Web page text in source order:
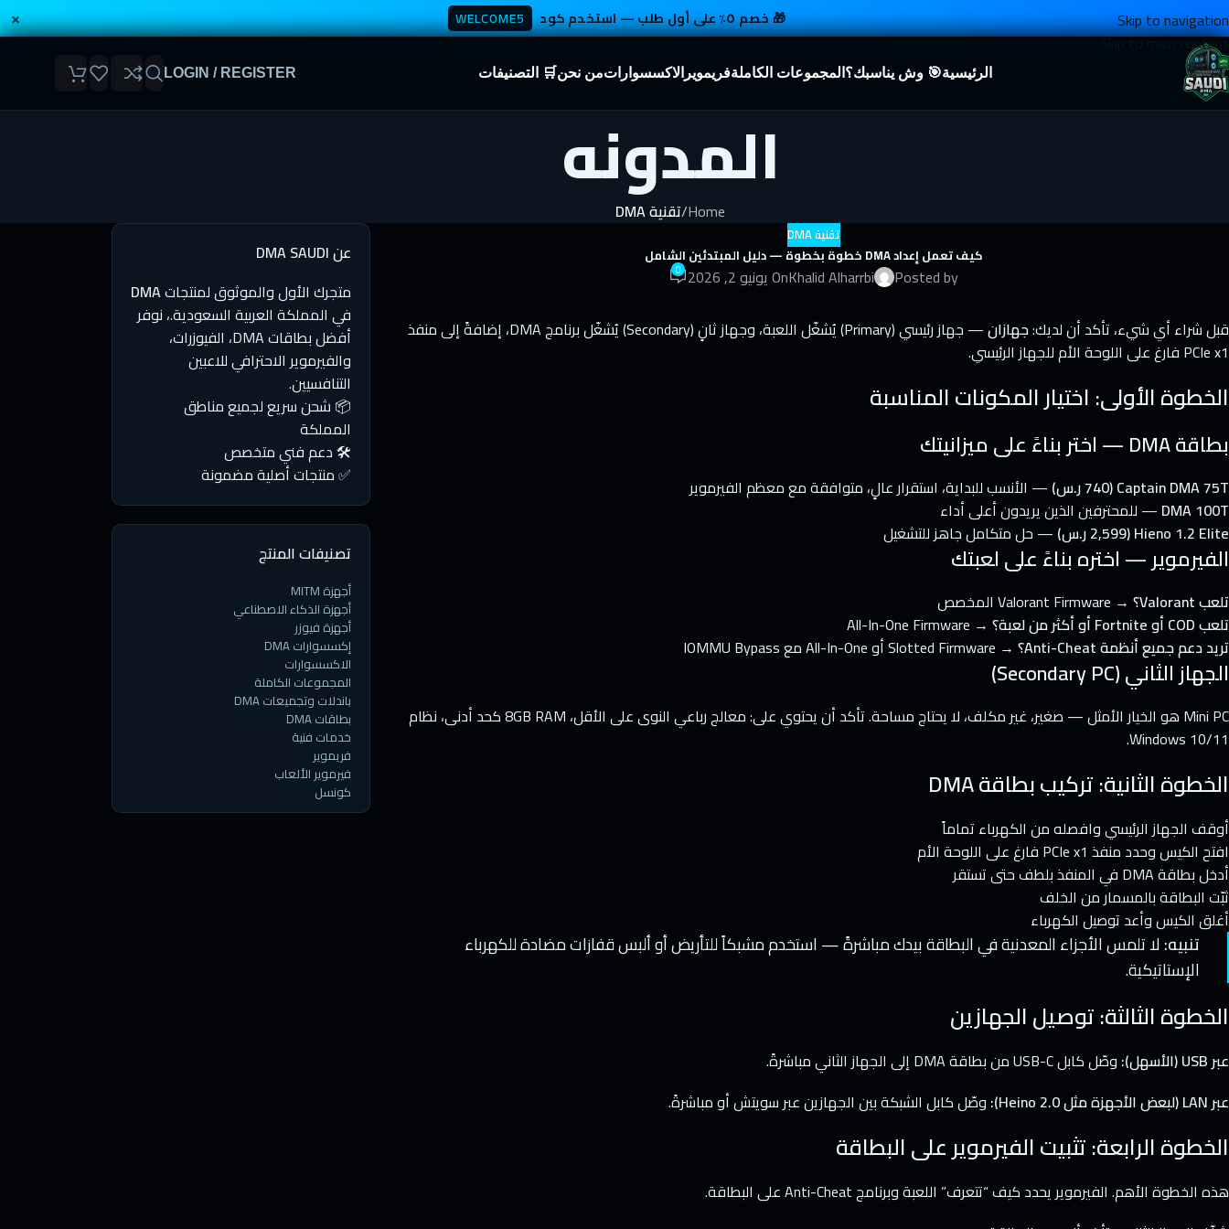
🎁 خصم ٥٪ على أول طلب — استخدم كود WELCOME5
×
Skip to navigation
Skip to main content
الرئيسية🎯 وش يناسبك؟ المجموعات الكاملةفريموير الاكسسواراتمن نحن🛒 التصنيفات LOGIN / REGISTER
المدونه
Home
/تقنية DMA
تقنية DMA
كيف تعمل إعداد DMA خطوة بخطوة — دليل المبتدئين الشامل
Posted by
Khalid AlharrbiOn يونيو 2, 2026 0
قبل شراء أي شيء، تأكد أن لديك:جهازان
— جهاز رئيسي (Primary) يُشغّل اللعبة، وجهاز ثانٍ (Secondary) يُشغّل برنامج DMA، إضافةً إلى منفذ
PCIe x1 فارغ على اللوحة الأم للجهاز الرئيسي.
الخطوة الأولى: اختيار المكونات المناسبة
بطاقة DMA — اختر بناءً على ميزانيتك
Captain DMA 75T (740 ر.س)
— الأنسب للبداية، استقرار عالٍ، متوافقة مع معظم الفيرموير
DMA 100T — للمحترفين الذين يريدون أعلى أداء
Hieno 1.2 Elite (2,599 ر.س)
— حل متكامل جاهز للتشغيل
الفيرموير — اختره بناءً على لعبتك
تلعب Valorant؟
→ Valorant Firmware المخصص
تلعب COD أو Fortnite أو أكثر من لعبة؟
→ All-In-One Firmware
تريد دعم جميع أنظمة Anti-Cheat؟
→ Slotted Firmware أو All-In-One مع IOMMU Bypass
الجهاز الثاني (Secondary PC)
Mini PC هو الخيار الأمثل — صغير، غير مكلف، لا يحتاج مساحة. تأكد أن يحتوي على: معالج رباعي النوى على الأقل، 8GB RAM كحد أدنى، نظام
Windows 10/11.
الخطوة الثانية: تركيب بطاقة DMA
أوقف الجهاز الرئيسي وافصله من الكهرباء تماماً
افتح الكيس وحدد منفذ PCIe x1 فارغ على اللوحة الأم
أدخل بطاقة DMA في المنفذ بلطف حتى تستقر
ثبّت البطاقة بالمسمار من الخلف
أغلق الكيس وأعد توصيل الكهرباء
تنبيه: لا تلمس الأجزاء المعدنية في البطاقة بيدك مباشرةً — استخدم مشبكاً للتأريض أو ألبس قفازات مضادة للكهرباء
الإستاتيكية.
الخطوة الثالثة: توصيل الجهازين
عبر USB (الأسهل):
وصّل كابل USB-C من بطاقة DMA إلى الجهاز الثاني مباشرةً.
عبر LAN (لبعض الأجهزة مثل Heino 2.0):
وصّل كابل الشبكة بين الجهازين عبر سويتش أو مباشرةً.
الخطوة الرابعة: تثبيت الفيرموير على البطاقة
هذه الخطوة الأهم. الفيرموير يحدد كيف “تتعرف” اللعبة وبرنامج Anti-Cheat على البطاقة.
عن DMA SAUDI
متجرك الأول والموثوق لمنتجاتDMA
في المملكة العربية السعودية.، نوفر
أفضل بطاقات DMA، الفيوزرات،
والفيرموير الاحترافي للاعبين
التنافسيين.
📦 شحن سريع لجميع مناطق
المملكة
🛠️ دعم فني متخصص
✅ منتجات أصلية مضمونة
تصنيفات المنتج
أجهزة MITM
أجهزة الذكاء الاصطناعي
أجهزة فيوزر
إكسسوارات DMA
الاكسسوارات
المجموعات الكاملة
باندلات وتجميعات DMA
بطاقات DMA
خدمات فنية
فريموير
فيرموير الألعاب
كونسل